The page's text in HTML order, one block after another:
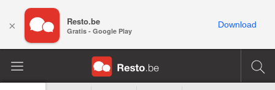
× Resto.be
Gratis - Google Play
Download